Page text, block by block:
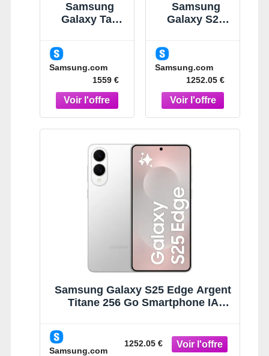
Samsung
Galaxy Tab
14,6" 512 Go
Wi-Fi Tablette
Gris
Samsung.com
1559 €
Samsung
Galaxy S25
Clair Titane
Smartphone
IA Bleu Clair
Titane
Samsung.com
1252.05 €
Samsung Galaxy S25 Edge Argent
Titane 256 Go Smartphone IA
Samsung.com
1252.05 €